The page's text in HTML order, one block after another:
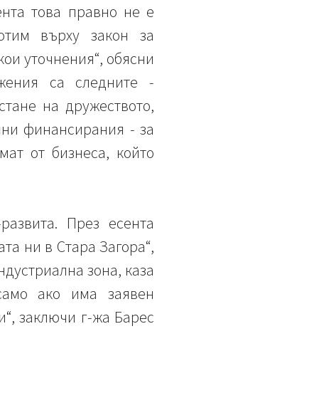
това правно не е
върху закон за
уточнения“, обясни
са следните -
на дружеството,
финансирания - за
от бизнеса, който
През есента
ни в Стара Загора“,
зона, каза
ако има заявен
заключи г-жа Барес